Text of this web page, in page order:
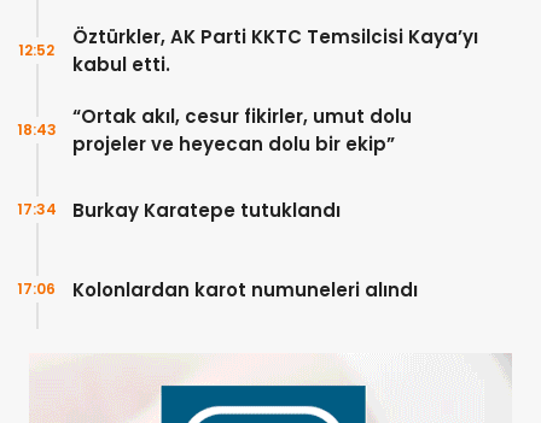
Öztürkler, AK Parti KKTC Temsilcisi Kaya’yı
kabul etti.
12:52
“Ortak akıl, cesur fikirler, umut dolu
projeler ve heyecan dolu bir ekip”
18:43
Burkay Karatepe tutuklandı
17:34
Kolonlardan karot numuneleri alındı
17:06